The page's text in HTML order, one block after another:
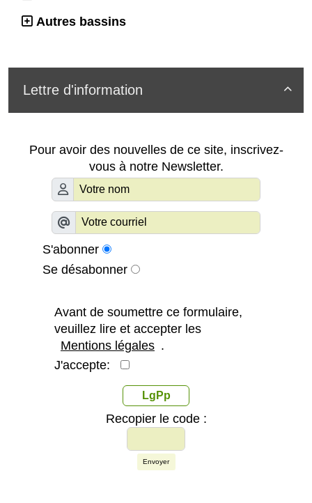
Autres bassins

Lettre d'information
Pour avoir des nouvelles de ce site, inscrivez-
vous à notre Newsletter.
S'abonner
Se désabonner
Avant de soumettre ce formulaire,
veuillez lire et accepter les
Mentions légales .
J'accepte:
LgPp
Recopier le code :
Envoyer